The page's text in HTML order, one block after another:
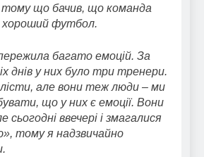
тому що бачив, що команда
хороший футбол.
багато емоцій. За
днів у них було три тренери.
але вони теж люди – ми
що у них є емоції. Вони
сьогодні ввечері і змагалися
тому я надзвичайно